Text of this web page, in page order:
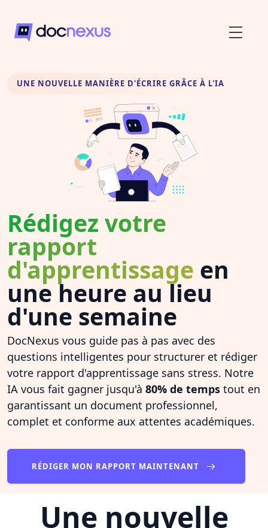
UNE NOUVELLE MANIÈRE D'ÉCRIRE GRÂCE À L'IA
Rédigez votre
rapport
d'apprentissage en
une heure au lieu
d'une semaine
DocNexus vous guide pas à pas avec des
questions intelligentes pour structurer et rédiger
votre rapport d'apprentissage sans stress. Notre
IA vous fait gagner jusqu'à 80% de temps tout en
garantissant un document professionnel,
complet et conforme aux attentes académiques.
RÉDIGER MON RAPPORT MAINTENANT
Une nouvelle